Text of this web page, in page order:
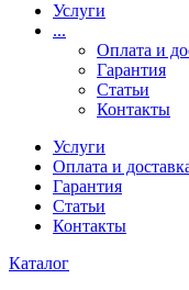
Услуги
...
Оплата и
Гарантия
Статьи
Контакты
Услуги
Оплата и
Гарантия
Статьи
Контакты
Каталог